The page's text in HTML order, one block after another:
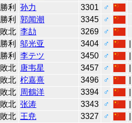
勝利 孙力 3301
♂
勝利 郭闻潮 3345
♂
敗北 李劼 3269
♂
勝利 邬光亚 3404 ♂
勝利 李テツ 3450 ♂
敗北 唐韦星 3457 ♂
敗北 柁嘉熹 3496 ♂
敗北 周鶴洋 3394 ♂
敗北 张涛 3343 ♂
敗北 王尭 3327 ♂